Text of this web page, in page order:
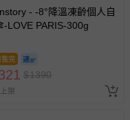
- -8°降溫凍齡個人自
-LOVE PARIS-300g
售完
$1390
架